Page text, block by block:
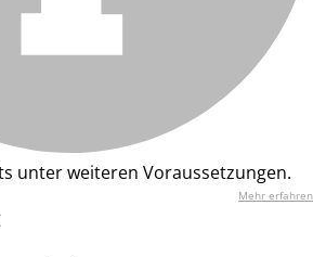
unter weiteren Voraussetzungen.
Mehr erfahren